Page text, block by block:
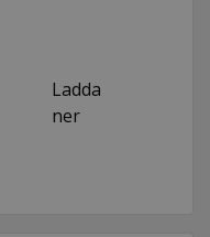
Ladda
ner